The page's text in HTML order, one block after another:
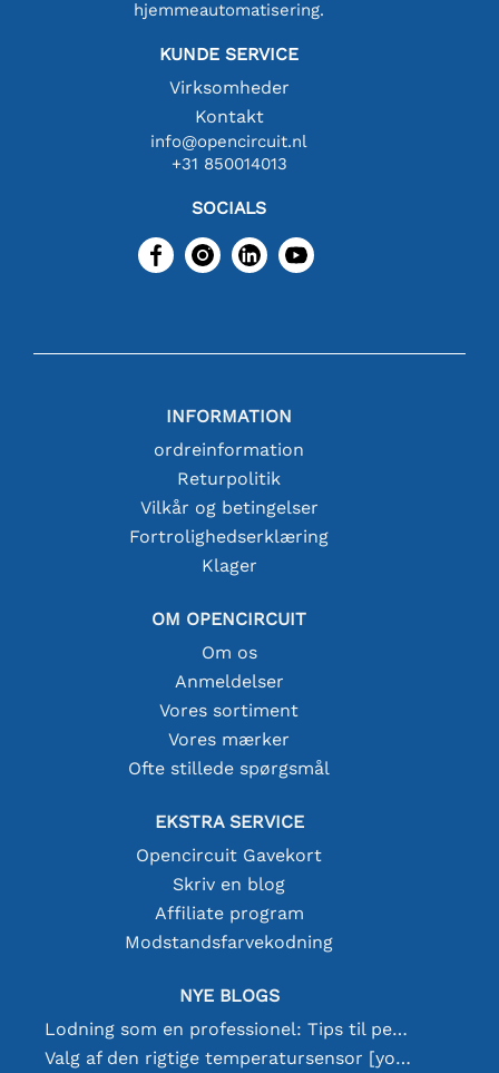
hjemmeautomatisering.
KUNDE SERVICE
Virksomheder
Kontakt
info@opencircuit.nl
+31 850014013
SOCIALS
INFORMATION
ordreinformation
Returpolitik
Vilkår og betingelser
Fortrolighedserklæring
Klager
OM OPENCIRCUIT
Om os
Anmeldelser
Vores sortiment
Vores mærker
Ofte stillede spørgsmål
EKSTRA SERVICE
Opencircuit Gavekort
Skriv en blog
Affiliate program
Modstandsfarvekodning
NYE BLOGS
Lodning som en professionel: Tips til perfekte elektroniske forbindelser
Valg af den rigtige temperatursensor [youtube]